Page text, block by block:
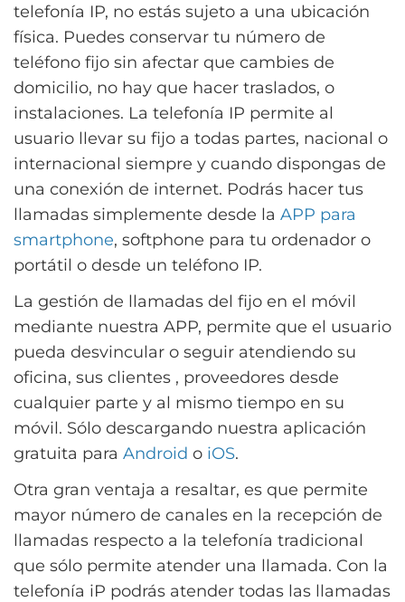
telefonía IP, no estás sujeto a una ubicación
física. Puedes conservar tu número de
teléfono fijo sin afectar que cambies de
domicilio, no hay que hacer traslados, o
instalaciones. La telefonía IP permite al
usuario llevar su fijo a todas partes, nacional o
internacional siempre y cuando dispongas de
una conexión de internet. Podrás hacer tus
llamadas simplemente desde la APP para
smartphone, softphone para tu ordenador o
portátil o desde un teléfono IP.
La gestión de llamadas del fijo en el móvil
mediante nuestra APP, permite que el usuario
pueda desvincular o seguir atendiendo su
oficina, sus clientes , proveedores desde
cualquier parte y al mismo tiempo en su
móvil. Sólo descargando nuestra aplicación
gratuita para Android o iOS.
Otra gran ventaja a resaltar, es que permite
mayor número de canales en la recepción de
llamadas respecto a la telefonía tradicional
que sólo permite atender una llamada. Con la
telefonía iP podrás atender todas las llamadas